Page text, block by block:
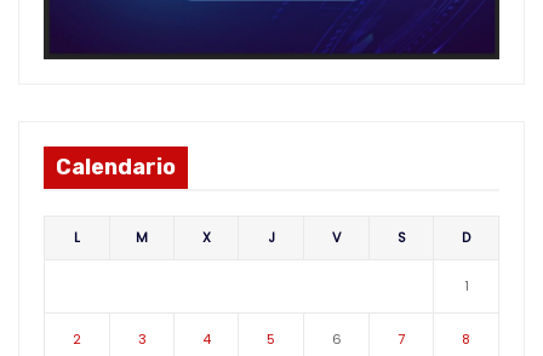
Calendario
L M X J V S D
1
2 3 4 5 6 7 8